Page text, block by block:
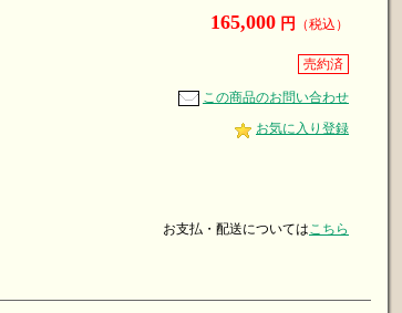
165,000 円 （税込）
売約済
この商品のお問い合わせ
お気に入り登録
お支払・配送についてはこちら